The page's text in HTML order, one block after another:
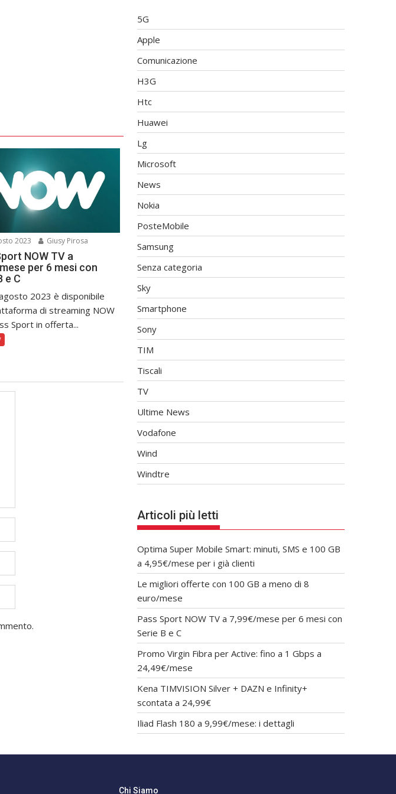
2023 Giusy Pirosa
NOW TV a
per 6 mesi con
e C
agosto 2023 è disponibile
di streaming NOW
Sport in offerta...
5G
Apple
Comunicazione
H3G
Htc
Huawei
Lg
Microsoft
News
Nokia
PosteMobile
Samsung
Senza categoria
Sky
Smartphone
Sony
TIM
Tiscali
TV
Ultime News
Vodafone
Wind
Windtre
Articoli più letti
Optima Super Mobile Smart: minuti, SMS e 100 GB
a 4,95€/mese per i già clienti
Le migliori offerte con 100 GB a meno di 8
euro/mese
Pass Sport NOW TV a 7,99€/mese per 6 mesi con
Serie B e C
Promo Virgin Fibra per Active: fino a 1 Gbps a
24,49€/mese
Kena TIMVISION Silver + DAZN e Infinity+
scontata a 24,99€
Iliad Flash 180 a 9,99€/mese: i dettagli
Chi Siamo